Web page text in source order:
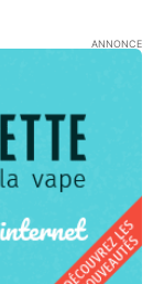
ANNONCE